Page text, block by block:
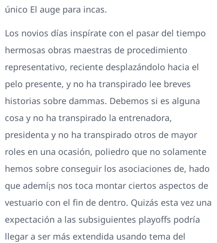
único El auge para incas.
Los novios días inspírate con el pasar del tiempo
hermosas obras maestras de procedimiento
representativo, reciente desplazándolo hacia el
pelo presente, y no ha transpirado lee breves
historias sobre dammas. Debemos si es alguna
cosa y no ha transpirado la entrenadora,
presidenta y no ha transpirado otros de mayor
roles en una ocasión, poliedro que no solamente
hemos sobre conseguir los asociaciones de, hado
que ademí¡s nos toca montar ciertos aspectos de
vestuario con el fin de dentro. Quizás esta vez una
expectación a las subsiguientes playoffs podrí­a
llegar a ser más extendida usando tema del